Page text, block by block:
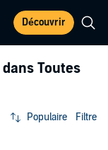
Découvrir
dans Toutes
Populaire Filtre